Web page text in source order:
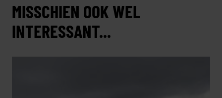
MISSCHIEN OOK WEL
INTERESSANT...